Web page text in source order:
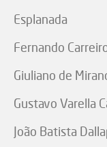
Esplanada
Fernando
Giuliano de
Gustavo Varella
João Batista